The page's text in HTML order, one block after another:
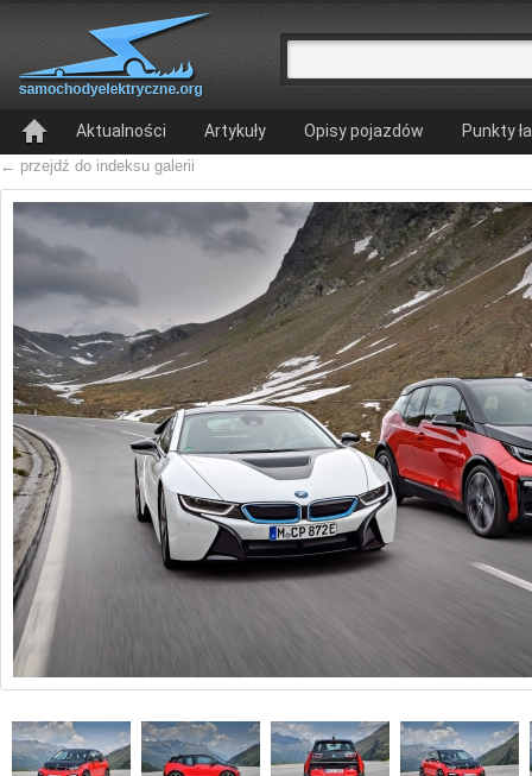
Aktualności Artykuły Opisy pojazdów Punkty
← przejdź do indeksu galerii